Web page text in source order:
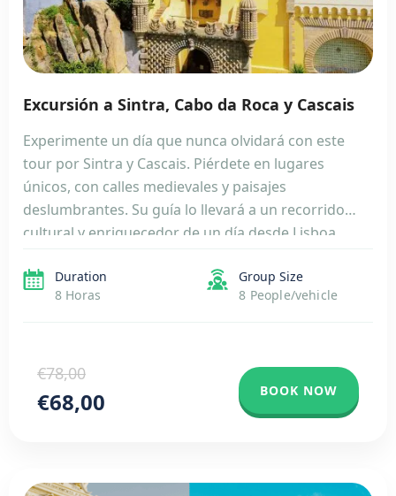
Excursión a Sintra, Cabo da Roca y Cascais
Experimente un día que nunca olvidará con este
tour por Sintra y Cascais. Piérdete en lugares
únicos, con calles medievales y paisajes
deslumbrantes. Su guía lo llevará a un recorrido
cultural y enriquecedor de un día desde Lisboa.
acondicionado al majestuoso Palacio de Pena, un
castillo de cuento […]
Duration
8 Horas
Group Size
8 People/vehicle
€78,00
€68,00 BOOK NOW